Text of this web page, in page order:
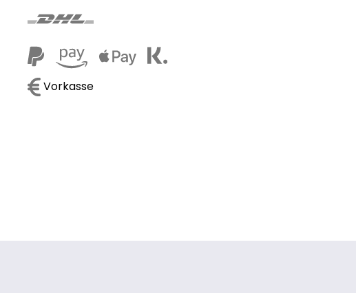
Vorkasse